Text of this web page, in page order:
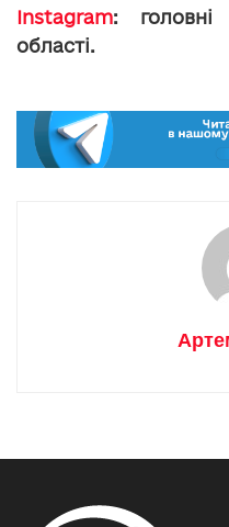
Instagram: головні
області.